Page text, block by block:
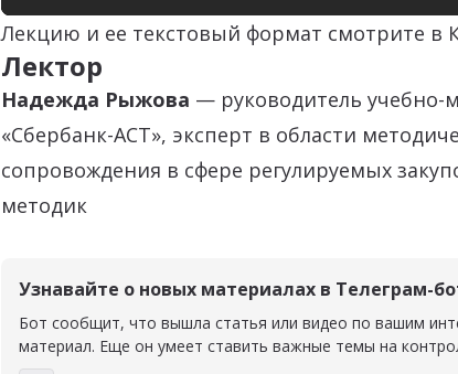
Лекцию и ее текстовый формат смотрите в
Лектор
Надежда Рыжова — руководитель
«Сбербанк-АСТ», эксперт в области
сопровождения в сфере регулируемых
методик
Узнавайте о новых материалах в Телеграм-
Бот сообщит, что вышла статья или видео по вашим
материал. Еще он умеет ставить важные темы на